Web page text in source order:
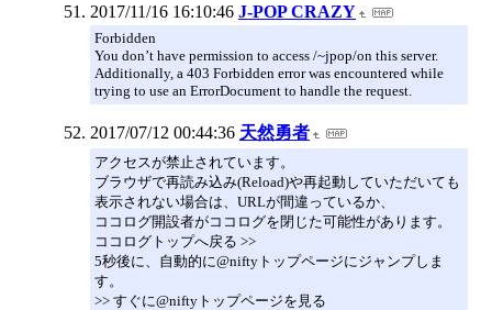
2017/11/16 16:10:46 J-POP CRAZY
Forbidden
You don’t have permission to access /~jpop/on this server.
Additionally, a 403 Forbidden error was encountered while
trying to use an ErrorDocument to handle the request.
2017/07/12 00:44:36 天然勇者
アクセスが禁止されています。
ブラウザで再読み込み(Reload)や再起動していただいても
表示されない場合は、URLが間違っているか、
ココログ開設者がココログを閉じた可能性があります。
ココログトップへ戻る >>
5秒後に、自動的に@niftyトップページにジャンプしま
す。
>> すぐに@niftyトップページを見る